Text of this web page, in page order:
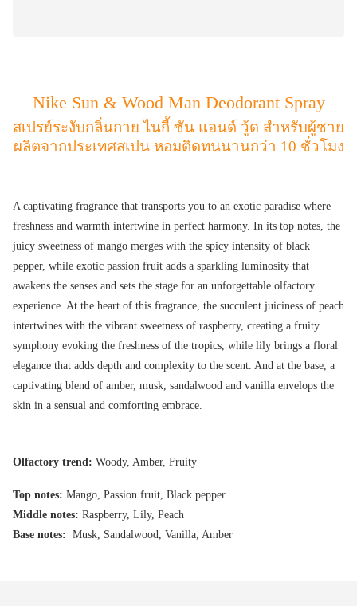
Nike Sun & Wood Man Deodorant Spray
สเปรย์ระงับกลิ่นกาย ไนกี้ ซัน แอนด์ วู้ด สำหรับผู้ชาย
ผลิตจากประเทศสเปน หอมติดทนนานกว่า 10 ชั่วโมง
A captivating fragrance that transports you to an exotic paradise where
freshness and warmth intertwine in perfect harmony. In its top notes, the
juicy sweetness of mango merges with the spicy intensity of black
pepper, while exotic passion fruit adds a sparkling luminosity that
awakens the senses and sets the stage for an unforgettable olfactory
experience. At the heart of this fragrance, the succulent juiciness of peach
intertwines with the vibrant sweetness of raspberry, creating a fruity
symphony evoking the freshness of the tropics, while lily brings a floral
elegance that adds depth and complexity to the scent. And at the base, a
captivating blend of amber, musk, sandalwood and vanilla envelops the
skin in a sensual and comforting embrace.
Olfactory trend: Woody, Amber, Fruity
Top notes: Mango, Passion fruit, Black pepper
Middle notes: Raspberry, Lily, Peach
Base notes: Musk, Sandalwood, Vanilla, Amber